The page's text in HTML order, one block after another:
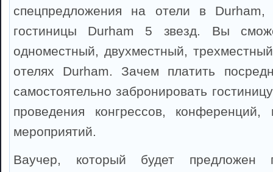
спецпредложения на отели в
гостиницы Durham 5 звезд. Вы
одноместный, двухместный,
отелях Durham. Зачем платить
самостоятельно забронировать
проведения конгрессов, конференций,
мероприятий.
Ваучер, который будет предложен